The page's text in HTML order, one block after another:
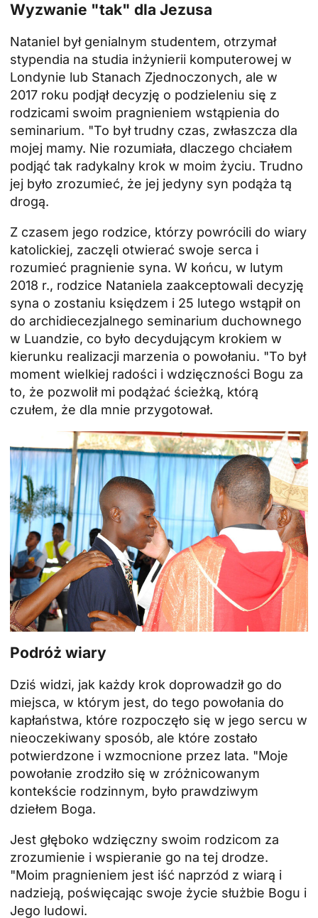
Wyzwanie "tak" dla Jezusa
Nataniel był genialnym studentem, otrzymał
stypendia na studia inżynierii komputerowej w
Londynie lub Stanach Zjednoczonych, ale w
2017 roku podjął decyzję o podzieleniu się z
rodzicami swoim pragnieniem wstąpienia do
seminarium. "To był trudny czas, zwłaszcza dla
mojej mamy. Nie rozumiała, dlaczego chciałem
podjąć tak radykalny krok w moim życiu. Trudno
jej było zrozumieć, że jej jedyny syn podąża tą
drogą.
Z czasem jego rodzice, którzy powrócili do wiary
katolickiej, zaczęli otwierać swoje serca i
rozumieć pragnienie syna. W końcu, w lutym
2018 r., rodzice Nataniela zaakceptowali decyzję
syna o zostaniu księdzem i 25 lutego wstąpił on
do archidiecezjalnego seminarium duchownego
w Luandzie, co było decydującym krokiem w
kierunku realizacji marzenia o powołaniu. "To był
moment wielkiej radości i wdzięczności Bogu za
to, że pozwolił mi podążać ścieżką, którą
czułem, że dla mnie przygotował.
Podróż wiary
Dziś widzi, jak każdy krok doprowadził go do
miejsca, w którym jest, do tego powołania do
kapłaństwa, które rozpoczęło się w jego sercu w
nieoczekiwany sposób, ale które zostało
potwierdzone i wzmocnione przez lata. "Moje
powołanie zrodziło się w zróżnicowanym
kontekście rodzinnym, było prawdziwym
dziełem Boga.
Jest głęboko wdzięczny swoim rodzicom za
zrozumienie i wspieranie go na tej drodze.
"Moim pragnieniem jest iść naprzód z wiarą i
nadzieją, poświęcając swoje życie służbie Bogu i
Jego ludowi.